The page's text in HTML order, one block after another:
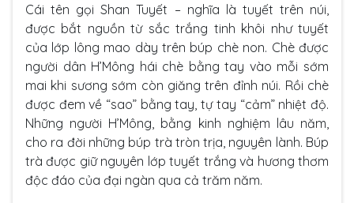
Cái tên gọi Shan Tuyết – nghĩa là tuyết trên núi,
được bắt nguồn từ sắc trắng tinh khôi như tuyết
của lớp lông mao dày trên búp chè non. Chè được
người dân H’Mông hái chè bằng tay vào mỗi sớm
mai khi sương sớm còn giăng trên đỉnh núi. Rồi chè
được đem về “sao” bằng tay, tự tay “cảm” nhiệt độ.
Những người H’Mông, bằng kinh nghiệm lâu năm,
cho ra đời những búp trà tròn trịa, nguyên lành. Búp
trà được giữ nguyên lớp tuyết trắng và hương thơm
độc đáo của đại ngàn qua cả trăm năm.